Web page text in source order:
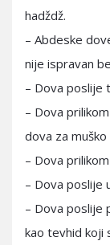
hadždž.
– Abdeske
nije ispravan
– Dova poslije
– Dova
dova za
– Dova
– Dova poslije
– Dova poslije
kao tevhid koji